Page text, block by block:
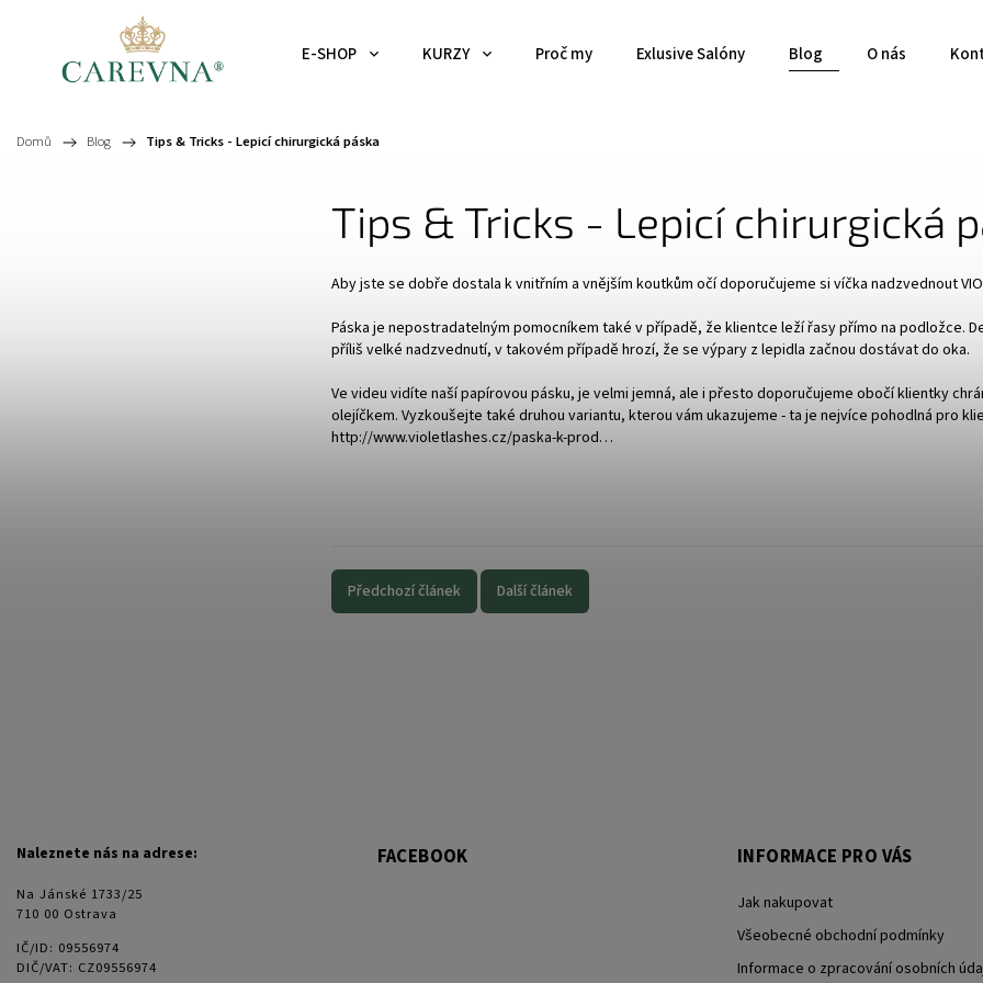
E-SHOP KURZY Proč my Exlusive Salóny Blog O nás
Domů / Blog / Tips & Tricks - Lepicí chirurgická páska
Tips & Tricks - Lepicí chirurgická
Aby jste se dobře dostala k vnitřním a vnějším koutkům očí doporučujeme si víčka nadzvednout
Páska je nepostradatelným pomocníkem také v případě, že klientce leží řasy přímo na podložce.
příliš velké nadzvednutí, v takovém případě hrozí, že se výpary z lepidla začnou dostávat do oka.
Ve videu vidíte naší papírovou pásku, je velmi jemná, ale i přesto doporučujeme obočí klientky
olejíčkem. Vyzkoušejte také druhou variantu, kterou vám ukazujeme - ta je nejvíce pohodlná pro
http://www.violetlashes.cz/paska-k-prod…
Předchozí článek Další článek
Naleznete nás na adrese:
Na Jánské 1733/25
710 00 Ostrava
IČ/ID: 09556974
DIČ/VAT: CZ09556974
FACEBOOK INFORMACE PRO VÁS
Jak nakupovat
Všeobecné obchodní podmínky
Informace o zpracování osobních